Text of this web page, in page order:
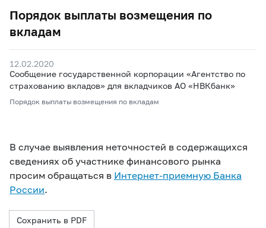
Порядок выплаты возмещения по
вкладам
12.02.2020
Сообщение государственной корпорации «Агентство по
страхованию вкладов» для вкладчиков АО «НВКбанк»
Порядок выплаты возмещения по вкладам
В случае выявления неточностей в содержащихся
сведениях об участнике финансового рынка
просим обращаться в Интернет-приемную Банка
России.
Сохранить в PDF